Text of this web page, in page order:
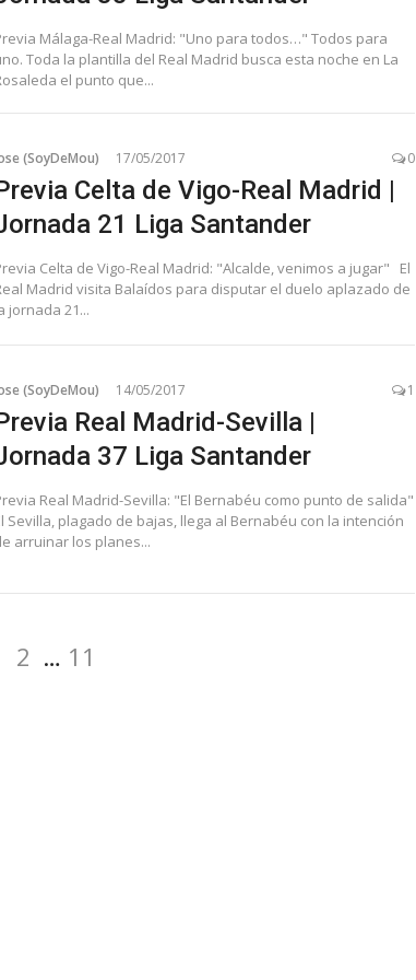
Málaga-Real Madrid: "Uno para todos…" Todos para
Toda la plantilla del Real Madrid busca esta noche en La
el punto que...
(SoyDeMou) 17/05/2017 0
Celta de Vigo-Real Madrid |
21 Liga Santander
Celta de Vigo-Real Madrid: "Alcalde, venimos a jugar" El
Madrid visita Balaídos para disputar el duelo aplazado de
jornada 21...
(SoyDeMou) 14/05/2017 1
Real Madrid-Sevilla |
37 Liga Santander
Real Madrid-Sevilla: "El Bernabéu como punto de salida"
Sevilla, plagado de bajas, llega al Bernabéu con la intención
arruinar los planes...
Página
2 … Página
11